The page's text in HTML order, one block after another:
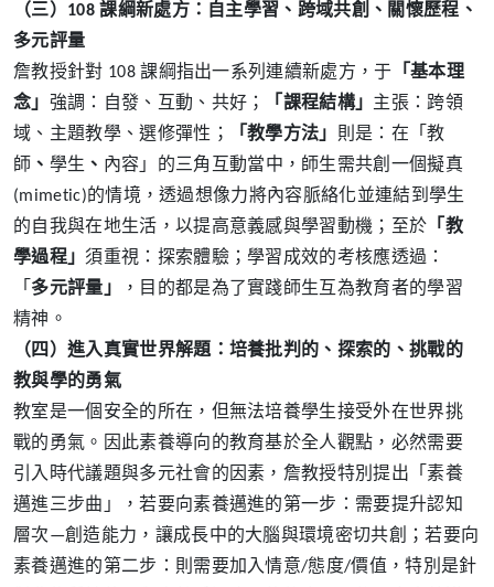
（三） 108 課綱新處方：自主學習、跨域共創、關懷歷程、
多元評量
詹教授針對 108 課綱指出一系列連續新處方，于 「基本理
念」 強調：自發、互動、共好； 「課程結構」 主張：跨領
域、主題教學、選修彈性；
「教學方法」 則是：在「教
師 、 學生 、 內容」的三角互動當中，師生需共創一個擬真
(mimetic)的情境，透過想像力將內容脈絡化並連結到學生
的自我與在地生活，以提高意義感與學習動機；至於 「教
學過程」 須重視：探索體驗；學習成效的考核應透過：
「 多元評量」
，目的都是為了實踐師生互為教育者的學習
精神。
（四） 進入真實世界解題：培養批判的、探索的、挑戰的
教與學的勇氣
教室是一個安全的所在，但無法培養學生接受外在世界挑
戰的勇氣。因此素養導向的教育基於全人觀點，必然需要
引入時代議題與多元社會的因素，詹教授特別提出「素養
邁進三步曲」，若要向素養邁進的第一步：需要提升認知
層次—創造能力，讓成長中的大腦與環境密切共創；若要向
素養邁進的第二步：則需要加入情意/態度/價值，特別是針